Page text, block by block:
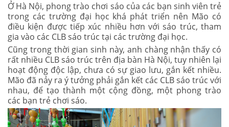
Ở Hà Nội, phong trào chơi sáo của các bạn sinh viên trẻ
trong các trường đại học khá phát triển nên Mão có
điều kiện được tiếp xúc nhiều hơn với sáo trúc, tham
gia vào các CLB sáo trúc tại các trường đại học.
Cũng trong thời gian sinh này, anh chàng nhận thấy có
rất nhiều CLB sáo trúc trên địa bàn Hà Nội, tuy nhiên lại
hoạt động độc lập, chưa có sự giao lưu, gắn kết nhiều.
Mão đã nảy ra ý tưởng phải gắn kết các CLB sáo trúc với
nhau, để tạo thành một cộng đồng, một phong trào
các bạn trẻ chơi sáo.